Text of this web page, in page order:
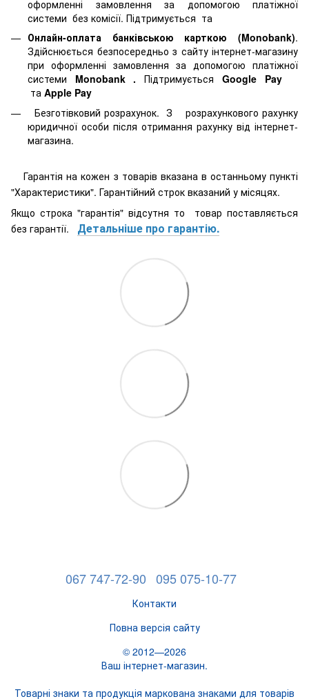
оформленні замовлення за допомогою платіжної
системи без комісії. Підтримується та
Онлайн-оплата банківською карткою (Monobank).
Здійснюється безпосередньо з сайту інтернет-магазину
при оформленні замовлення за допомогою платіжної
системи Monobank .Підтримується Google Pay
та Apple Pay
Безготівковий розрахунок. З розрахункового рахунку
юридичної особи після отримання рахунку від інтернет-
магазина.
Гарантія на кожен з товарів вказана в останньому пункті
"Характеристики". Гарантійний строк вказаний у місяцях.
Якщо строка "гарантія" відсутня то товар поставляється
без гарантії. Детальніше про гарантію.
067 747-72-90 095 075-10-77
Контакти
Повна версія сайту
© 2012—2026
Ваш інтернет-магазин.
Товарні знаки та продукція маркована знаками для товарів